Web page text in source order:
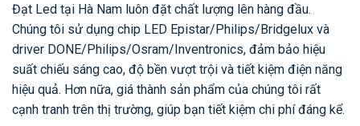
Đạt Led tại Hà Nam luôn đặt chất lượng lên hàng đầu.
Chúng tôi sử dụng chip LED Epistar/Philips/Bridgelux và
driver DONE/Philips/Osram/Inventronics, đảm bảo hiệu
suất chiếu sáng cao, độ bền vượt trội và tiết kiệm điện năng
hiệu quả. Hơn nữa, giá thành sản phẩm của chúng tôi rất
cạnh tranh trên thị trường, giúp bạn tiết kiệm chi phí đáng kể.